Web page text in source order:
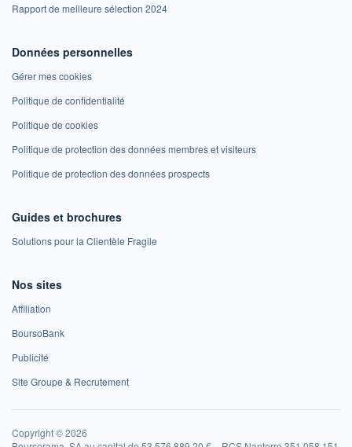
Rapport de meilleure sélection 2024
Données personnelles
Gérer mes cookies
Politique de confidentialité
Politique de cookies
Politique de protection des données membres et visiteurs
Politique de protection des données prospects
Guides et brochures
Solutions pour la Clientèle Fragile
Nos sites
Affiliation
BoursoBank
Publicité
Site Groupe & Recrutement
Copyright © 2026